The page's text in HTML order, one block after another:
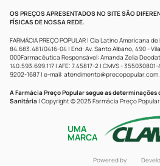
OS PREÇOS APRESENTADOS NO SITE SÃO
FÍSICAS DE NOSSA REDE.
FARMÁCIA PREÇO POPULAR | Cia Latino Americana
84.683.481/0416-04 | End: Av. Santo Albano, 490 -
000Farmacêutica Responsável: Amanda Zelia
140.593.699.117 | AFE: 7.45817-2 | CMVS -
9202-1687 | e-mail:
A Farmácia Preço Popular segue as
Sanitária | Copyright © 2025 Farmácia Preço
UMA
MARCA
Powered by